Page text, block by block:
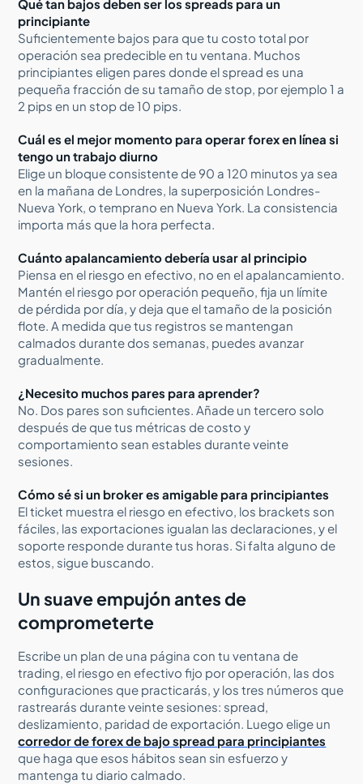
Qué tan bajos deben ser los spreads para un
principiante
Suficientemente bajos para que tu costo total por
operación sea predecible en tu ventana. Muchos
principiantes eligen pares donde el spread es una
pequeña fracción de su tamaño de stop, por ejemplo 1 a
2 pips en un stop de 10 pips.
Cuál es el mejor momento para operar forex en línea si
tengo un trabajo diurno
Elige un bloque consistente de 90 a 120 minutos ya sea
en la mañana de Londres, la superposición Londres-
Nueva York, o temprano en Nueva York. La consistencia
importa más que la hora perfecta.
Cuánto apalancamiento debería usar al principio
Piensa en el riesgo en efectivo, no en el apalancamiento.
Mantén el riesgo por operación pequeño, fija un límite
de pérdida por día, y deja que el tamaño de la posición
flote. A medida que tus registros se mantengan
calmados durante dos semanas, puedes avanzar
gradualmente.
¿Necesito muchos pares para aprender?
No. Dos pares son suficientes. Añade un tercero solo
después de que tus métricas de costo y
comportamiento sean estables durante veinte
sesiones.
Cómo sé si un broker es amigable para principiantes
El ticket muestra el riesgo en efectivo, los brackets son
fáciles, las exportaciones igualan las declaraciones, y el
soporte responde durante tus horas. Si falta alguno de
estos, sigue buscando.
Un suave empujón antes de
comprometerte
Escribe un plan de una página con tu ventana de
trading, el riesgo en efectivo fijo por operación, las dos
configuraciones que practicarás, y los tres números que
rastrearás durante veinte sesiones: spread,
deslizamiento, paridad de exportación. Luego elige un
corredor de forex de bajo spread para principiantes
que haga que esos hábitos sean sin esfuerzo y
mantenga tu diario calmado.